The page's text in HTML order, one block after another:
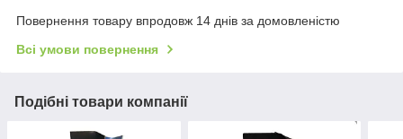
Повернення товару впродовж 14 днів за домовленістю
Всі умови повернення
Подібні товари компанії